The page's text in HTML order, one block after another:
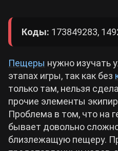
Коды: 173849283,
Пещеры нужно изучать
этапах игры, так как без
только там, нельзя
прочие элементы
Проблема в том, что на
бывает довольно
близлежащую пещеру.